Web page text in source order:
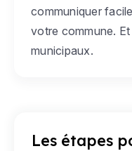
communiquer
votre commune.
municipaux.
Les étapes